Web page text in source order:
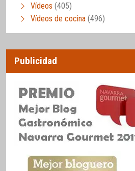
Vídeos (405)
Vídeos de cocina (496)
Publicidad